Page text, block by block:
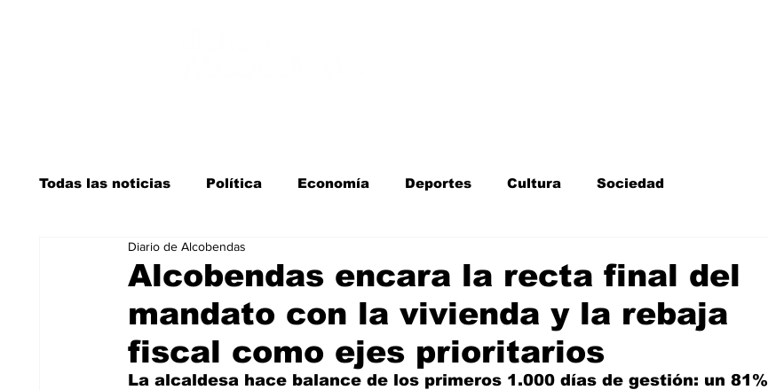
Todas las noticias Política Economía Deportes Cultura Sociedad
Salud y bienestar Educación e infancia
La verdad detrás de la guerra Kit Digital Sucesos Fiestas Mayores
Alcobendas encara la recta final del
mandato con la vivienda y la rebaja
fiscal como ejes prioritarios
Diario de Alcobendas
La alcaldesa hace balance de los primeros 1.000 días de gestión: un 81%